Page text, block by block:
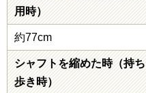
用時）
約77cm
シャフトを縮めた時（持ち
歩き時）